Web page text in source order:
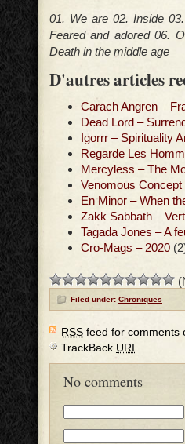
01. We are 02. Inside
Feared and adored 06.
Death in the middle age
D'autres articles
Carach Angren –
Dead Lord –
Igorrr – Spirituality
Regarde Les
Mercyless – The
Venomous
En Minor – When
Zakk Sabbath –
Tagada Jones – A
Cro-Mags – 2020
Filed under: Chroniques
RSS feed for comments
TrackBack URI
No comments